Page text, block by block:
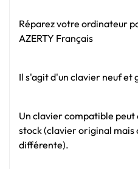
Réparez votre ordinateur
AZERTY Français
Il s'agit d'un clavier neuf et
Un clavier compatible
stock (clavier original mais
différente).